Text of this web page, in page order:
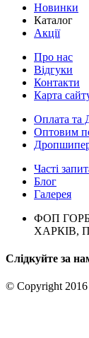
Новинки
Каталог
Акції
Про нас
Відгуки
Контакти
Карта
Оплата та
Оптовим
Часті
Блог
Галерея
ФОП
ХАРКІВ,
Слідкуйте за
© Copyright